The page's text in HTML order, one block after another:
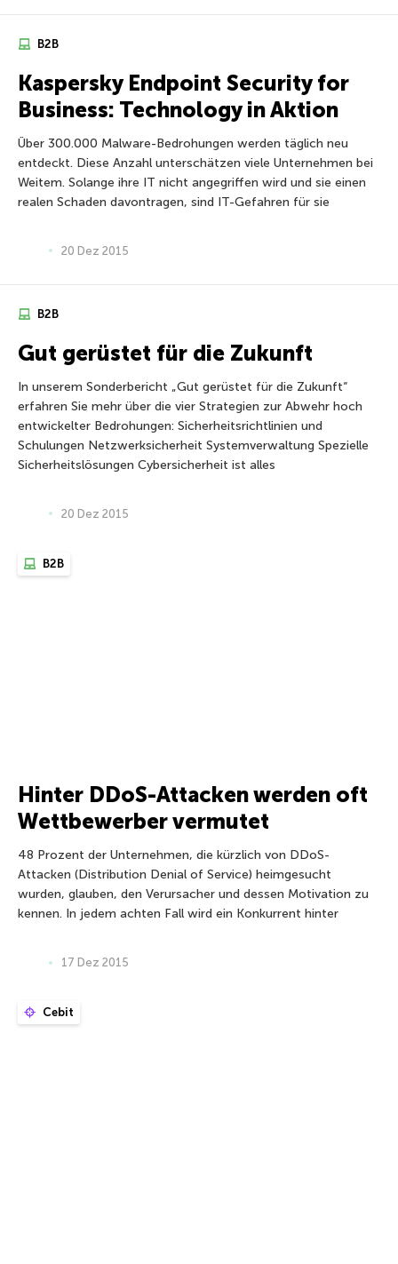
B2B
Kaspersky Endpoint Security for
Business: Technology in Aktion
Über 300.000 Malware-Bedrohungen werden täglich neu
entdeckt. Diese Anzahl unterschätzen viele Unternehmen bei
Weitem. Solange ihre IT nicht angegriffen wird und sie einen
realen Schaden davontragen, sind IT-Gefahren für sie
20 Dez 2015
B2B
Gut gerüstet für die Zukunft
In unserem Sonderbericht „Gut gerüstet für die Zukunft“
erfahren Sie mehr über die vier Strategien zur Abwehr hoch
entwickelter Bedrohungen: Sicherheitsrichtlinien und
Schulungen Netzwerksicherheit Systemverwaltung Spezielle
Sicherheitslösungen Cybersicherheit ist alles
20 Dez 2015
B2B
Hinter DDoS-Attacken werden oft
Wettbewerber vermutet
48 Prozent der Unternehmen, die kürzlich von DDoS-
Attacken (Distribution Denial of Service) heimgesucht
wurden, glauben, den Verursacher und dessen Motivation zu
kennen. In jedem achten Fall wird ein Konkurrent hinter
17 Dez 2015
Cebit